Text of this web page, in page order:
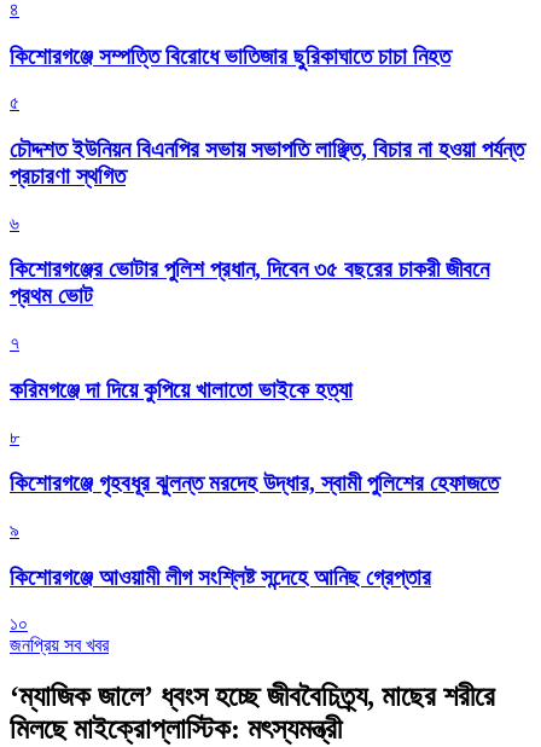
৪
কিশোরগঞ্জে সম্পত্তি বিরোধে ভাতিজার ছুরিকাঘাতে চাচা নিহত
৫
চৌদ্দশত ইউনিয়ন বিএনপির সভায় সভাপতি লাঞ্ছিত, বিচার না হওয়া পর্যন্ত
প্রচারণা স্থগিত
৬
কিশোরগঞ্জের ভোটার পুলিশ প্রধান, দিবেন ৩৫ বছরের চাকরী জীবনে
প্রথম ভোট
৭
করিমগঞ্জে দা দিয়ে কুপিয়ে খালাতো ভাইকে হত্যা
৮
কিশোরগঞ্জে গৃহবধূর ঝুলন্ত মরদেহ উদ্ধার, স্বামী পুলিশের হেফাজতে
৯
কিশোরগঞ্জে আওয়ামী লীগ সংশ্লিষ্ট সন্দেহে আনিছ গ্রেপ্তার
১০
জনপ্রিয় সব খবর
‘ম্যাজিক জালে’ ধ্বংস হচ্ছে জীববৈচিত্র্য, মাছের শরীরে
মিলছে মাইক্রোপ্লাস্টিক: মৎস্যমন্ত্রী